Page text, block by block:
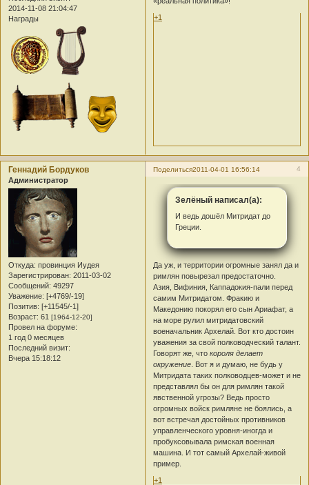
2014-11-08 21:04:47
Награды
+1
Поделиться 4
2011-04-01 16:56:14
Геннадий Бордуков
Администратор
Откуда: провинция Иудея
Зарегистрирован: 2011-03-02
Сообщений: 49297
Уважение: [+4769/-19]
Позитив: [+11545/-1]
Возраст: 61 [1964-12-20]
Провел на форуме:
1 год 0 месяцев
Последний визит:
Вчера 15:18:12
Зелёный написал(а):
И ведь дошёл Митридат до
Греции.
Да уж, и территории огромные занял да и
римлян повырезал предостаточно.
Азия, Вифиния, Каппадокия-пали перед
самим Митридатом. Фракию и
Македонию покорял его сын Ариафат, а
на море рулил митридатовский
военачальник Архелай. Вот кто достоин
уважения за свой полководческий талант.
Говорят же, чтокороля делает
окружение . Вот я и думаю, не будь у
Митридата таких полководцев-может и не
представлял бы он для римлян такой
явственной угрозы? Ведь просто
огромных войск римляне не боялись, а
вот встречая достойных противников
управленческого уровня-иногда и
пробуксовывала римская военная
машина. И тот самый Архелай-живой
пример.
+1